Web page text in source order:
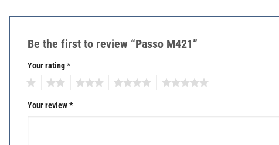
Be the first to review “Passo M421”
Your rating*
Your review*